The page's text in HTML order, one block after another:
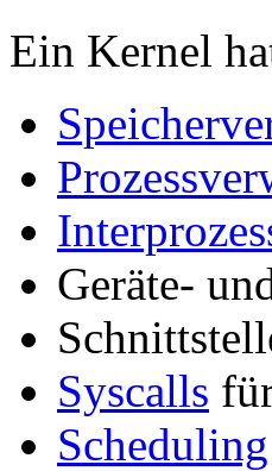
Ein Kernel
Geräte-
Syscalls
Scheduling